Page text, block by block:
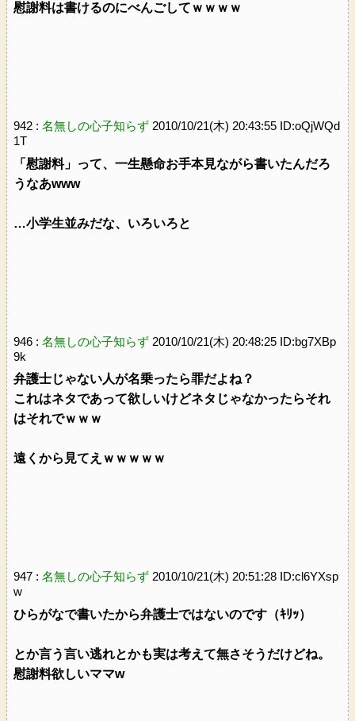
慰謝料は書けるのにべんごしてｗｗｗｗ
942 : 名無しの心子知らず 2010/10/21(木) 20:43:55 ID:oQjWQd
1T
「慰謝料」って、一生懸命お手本見ながら書いたんだろ
うなあwww
…小学生並みだな、いろいろと
946 : 名無しの心子知らず 2010/10/21(木) 20:48:25 ID:bg7XBp
9k
弁護士じゃない人が名乗ったら罪だよね？
これはネタであって欲しいけどネタじゃなかったらそれ
はそれでｗｗｗ
遠くから見てえｗｗｗｗｗ
947 : 名無しの心子知らず 2010/10/21(木) 20:51:28 ID:cl6YXsp
w
ひらがなで書いたから弁護士ではないのです（ｷﾘｯ）
とか言う言い逃れとかも実は考えて無さそうだけどね。
慰謝料欲しいママw